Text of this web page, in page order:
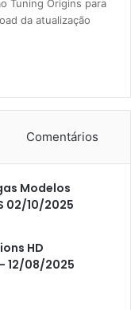
Tuning Origins para
da atualização
Comentários
Modelos
02/10/2025
HD
12/08/2025